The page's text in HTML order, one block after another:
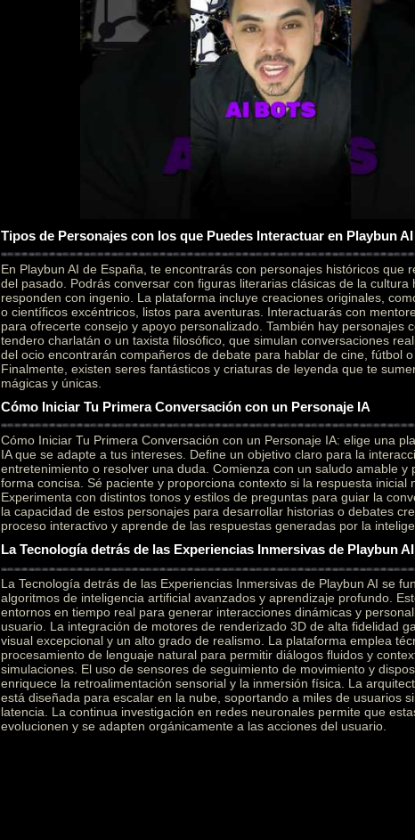
Tipos de Personajes con los que Puedes Interactuar en Playbun AI
En Playbun AI de España, te encontrarás con personajes históricos que
del pasado. Podrás conversar con figuras literarias clásicas de la cultura
responden con ingenio. La plataforma incluye creaciones originales,
o científicos excéntricos, listos para aventuras. Interactuarás con
para ofrecerte consejo y apoyo personalizado. También hay personajes
tendero charlatán o un taxista filosófico, que simulan conversaciones
del ocio encontrarán compañeros de debate para hablar de cine, fútbol
Finalmente, existen seres fantásticos y criaturas de leyenda que te
mágicas y únicas.
Cómo Iniciar Tu Primera Conversación con un Personaje IA
Cómo Iniciar Tu Primera Conversación con un Personaje IA: elige una
IA que se adapte a tus intereses. Define un objetivo claro para la
entretenimiento o resolver una duda. Comienza con un saludo amable y
forma concisa. Sé paciente y proporciona contexto si la respuesta inicial
Experimenta con distintos tonos y estilos de preguntas para guiar la
la capacidad de estos personajes para desarrollar historias o debates
proceso interactivo y aprende de las respuestas generadas por la
La Tecnología detrás de las Experiencias Inmersivas de Playbun AI
La Tecnología detrás de las Experiencias Inmersivas de Playbun AI se
algoritmos de inteligencia artificial avanzados y aprendizaje profundo.
entornos en tiempo real para generar interacciones dinámicas y
usuario. La integración de motores de renderizado 3D de alta fidelidad
visual excepcional y un alto grado de realismo. La plataforma emplea
procesamiento de lenguaje natural para permitir diálogos fluidos y
simulaciones. El uso de sensores de seguimiento de movimiento y
enriquece la retroalimentación sensorial y la inmersión física. La
está diseñada para escalar en la nube, soportando a miles de usuarios
latencia. La continua investigación en redes neuronales permite que
evolucionen y se adapten orgánicamente a las acciones del usuario.